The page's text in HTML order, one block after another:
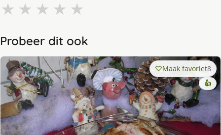
★ ★ ★ ★ ★
Probeer dit ook
Maak favoriet8
👍